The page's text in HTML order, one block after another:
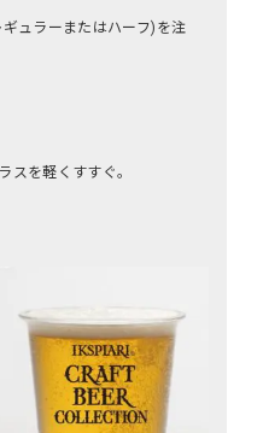
ュラーまたはハーフ)を注
を軽くすすぐ。